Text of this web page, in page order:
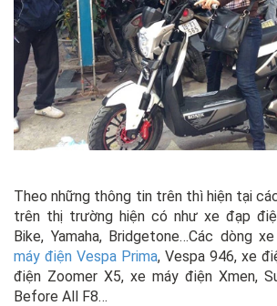
Theo những thông tin trên thì hiện tại
trên thị trường hiện có như xe đạp
Bike, Yamaha, Bridgetone…Các dòng
máy điện Vespa Prima, Vespa 946, xe
điện Zoomer X5, xe máy điện Xmen,
Before All F8…